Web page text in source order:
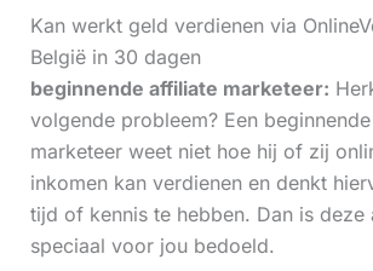
Kan werkt geld verdienen via
België in 30 dagen
beginnende affiliate marketeer:
volgende probleem? Een
marketeer weet niet hoe hij of zij
inkomen kan verdienen en denkt
tijd of kennis te hebben. Dan is deze
speciaal voor jou bedoeld.